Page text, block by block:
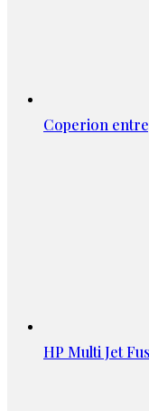
Coperion
HP Multi Jet